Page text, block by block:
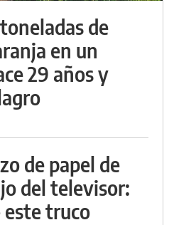
de
en un
29 años y
de papel de
del televisor:
este truco